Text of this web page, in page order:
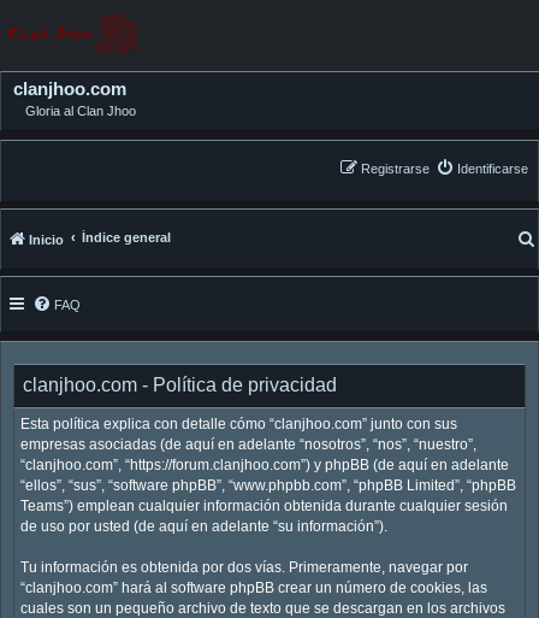
clanjhoo.com
Gloria al Clan Jhoo
Identificarse
Registrarse
Inicio Índice general
FAQ
clanjhoo.com - Política de privacidad
Esta política explica con detalle cómo “clanjhoo.com” junto con sus
empresas asociadas (de aquí en adelante “nosotros”, “nos”, “nuestro”,
“clanjhoo.com”, “https://forum.clanjhoo.com”) y phpBB (de aquí en adelante
“ellos”, “sus”, “software phpBB”, “www.phpbb.com”, “phpBB Limited”, “phpBB
Teams”) emplean cualquier información obtenida durante cualquier sesión
de uso por usted (de aquí en adelante “su información”).
Tu información es obtenida por dos vías. Primeramente, navegar por
“clanjhoo.com” hará al software phpBB crear un número de cookies, las
cuales son un pequeño archivo de texto que se descargan en los archivos